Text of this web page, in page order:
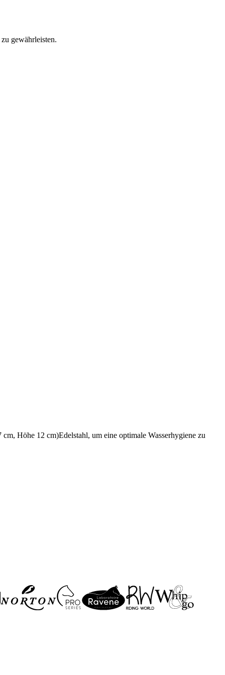
gewährleisten.
Höhe 12 cm)Edelstahl, um eine optimale Wasserhygiene zu